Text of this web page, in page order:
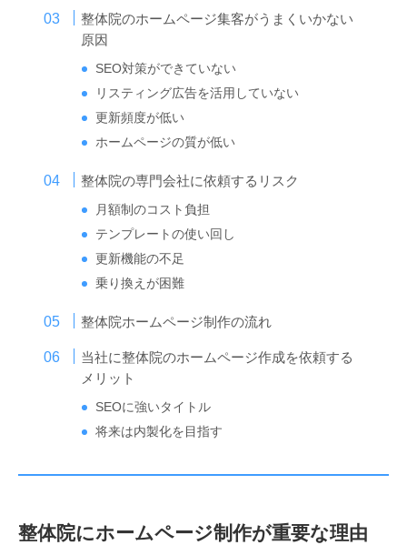
整体院のホームページ集客がうまくいかない
原因
SEO対策ができていない
リスティング広告を活用していない
更新頻度が低い
ホームページの質が低い
整体院の専門会社に依頼するリスク
月額制のコスト負担
テンプレートの使い回し
更新機能の不足
乗り換えが困難
整体院ホームページ制作の流れ
当社に整体院のホームページ作成を依頼する
メリット
SEOに強いタイトル
将来は内製化を目指す
整体院にホームページ制作が重要な理由